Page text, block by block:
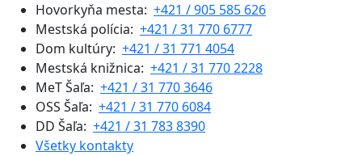
Hovorkyňa mesta: +421 / 905 585 626
Mestská polícia: +421 / 31 770 6777
Dom kultúry: +421 / 31 771 4054
Mestská knižnica: +421 / 31 770 2228
MeT Šaľa: +421 / 31 770 3646
OSS Šaľa: +421 / 31 770 6084
DD Šaľa: +421 / 31 783 8390
Všetky kontakty